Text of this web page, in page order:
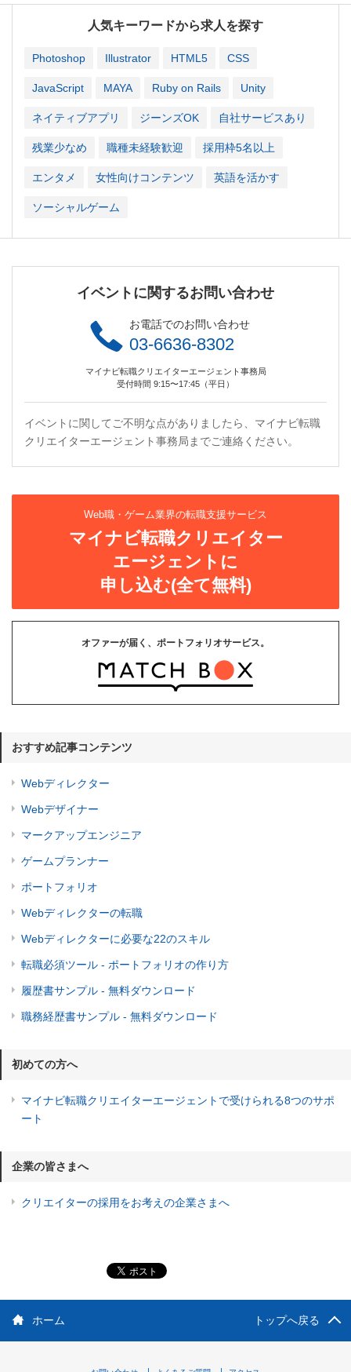
人気キーワードから求人を探す
Photoshop Illustrator HTML5 CSS
JavaScript MAYA Ruby on Rails Unity
ネイティブアプリ ジーンズOK 自社サービスあり
残業少なめ 職種未経験歓迎 採用枠5名以上
エンタメ 女性向けコンテンツ 英語を活かす
ソーシャルゲーム
イベントに関するお問い合わせ
お電話でのお問い合わせ
03-6636-8302
マイナビ転職クリエイターエージェント事務局
受付時間 9:15〜17:45（平日）
イベントに関してご不明な点がありましたら、マイナビ転職
クリエイターエージェント事務局までご連絡ください。
Web職・ゲーム業界の転職支援サービス
マイナビ転職クリエイター
エージェントに
申し込む(全て無料)
オファーが届く、ポートフォリオサービス。
おすすめ記事コンテンツ
Webディレクター
Webデザイナー
マークアップエンジニア
ゲームプランナー
ポートフォリオ
Webディレクターの転職
Webディレクターに必要な22のスキル
転職必須ツール - ポートフォリオの作り方
履歴書サンプル - 無料ダウンロード
職務経歴書サンプル - 無料ダウンロード
初めての方へ
マイナビ転職クリエイターエージェントで受けられる8つのサポ
ート
企業の皆さまへ
クリエイターの採用をお考えの企業さまへ
ホーム トップへ戻る